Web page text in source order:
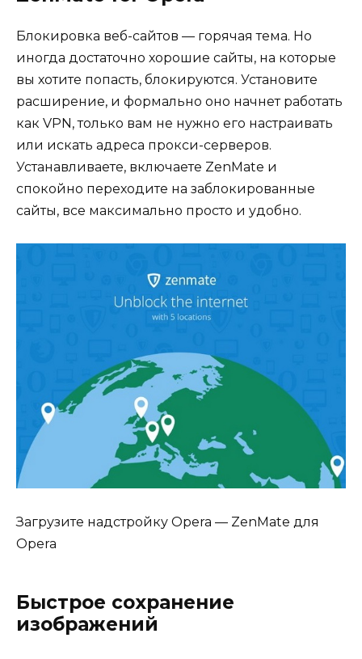
Блокировка веб-сайтов — горячая тема. Но
иногда достаточно хорошие сайты, на которые
вы хотите попасть, блокируются. Установите
расширение, и формально оно начнет работать
как VPN, только вам не нужно его настраивать
или искать адреса прокси-серверов.
Устанавливаете, включаете ZenMate и
спокойно переходите на заблокированные
сайты, все максимально просто и удобно.
Загрузите надстройку Opera — ZenMate для
Opera
Быстрое сохранение
изображений